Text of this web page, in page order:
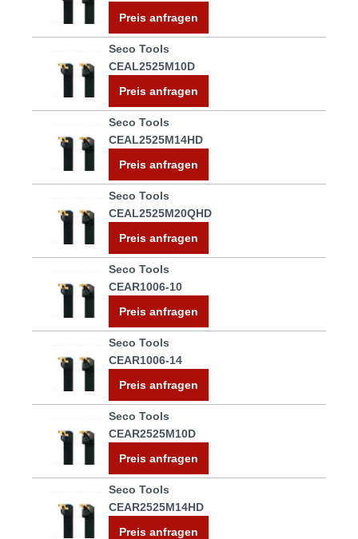
Preis anfragen
Seco Tools
CEAL2525M10D
Preis anfragen
Seco Tools
CEAL2525M14HD
Preis anfragen
Seco Tools
CEAL2525M20QHD
Preis anfragen
Seco Tools
CEAR1006-10
Preis anfragen
Seco Tools
CEAR1006-14
Preis anfragen
Seco Tools
CEAR2525M10D
Preis anfragen
Seco Tools
CEAR2525M14HD
Preis anfragen